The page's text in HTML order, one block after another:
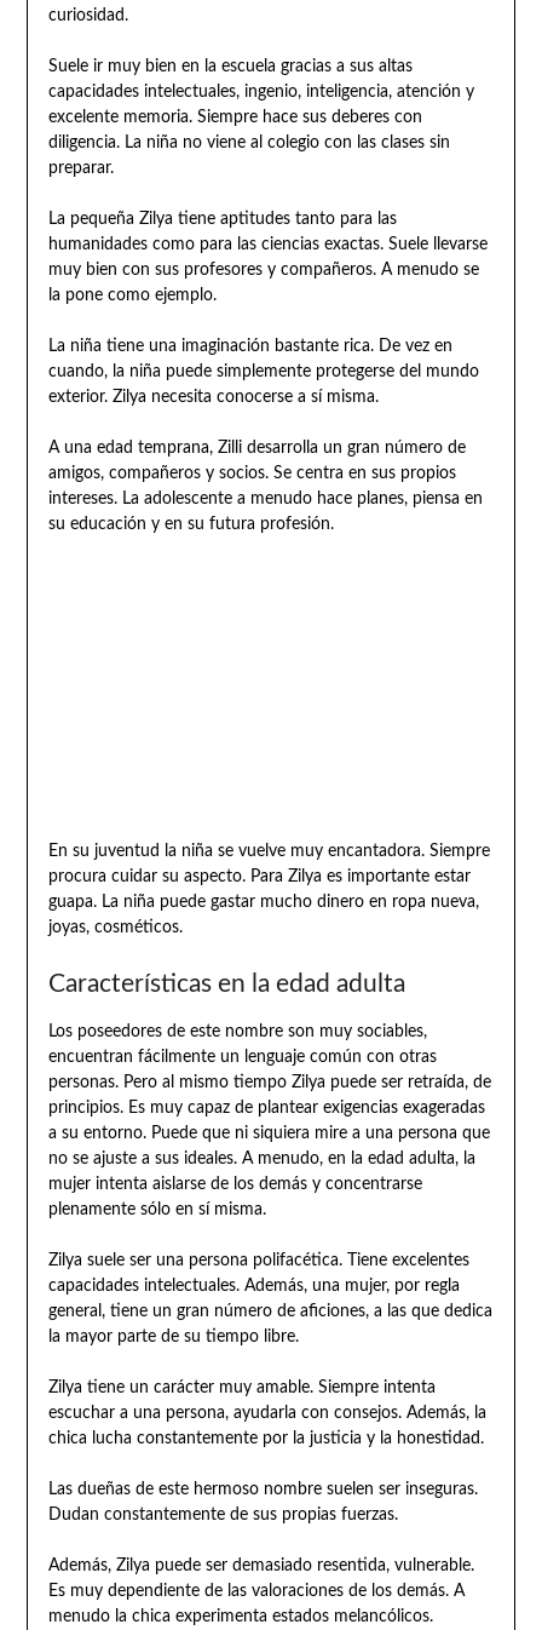
curiosidad.
Suele ir muy bien en la escuela gracias a sus altas
capacidades intelectuales, ingenio, inteligencia, atención y
excelente memoria. Siempre hace sus deberes con
diligencia. La niña no viene al colegio con las clases sin
preparar.
La pequeña Zilya tiene aptitudes tanto para las
humanidades como para las ciencias exactas. Suele llevarse
muy bien con sus profesores y compañeros. A menudo se
la pone como ejemplo.
La niña tiene una imaginación bastante rica. De vez en
cuando, la niña puede simplemente protegerse del mundo
exterior. Zilya necesita conocerse a sí misma.
A una edad temprana, Zilli desarrolla un gran número de
amigos, compañeros y socios. Se centra en sus propios
intereses. La adolescente a menudo hace planes, piensa en
su educación y en su futura profesión.
En su juventud la niña se vuelve muy encantadora. Siempre
procura cuidar su aspecto. Para Zilya es importante estar
guapa. La niña puede gastar mucho dinero en ropa nueva,
joyas, cosméticos.
Características en la edad adulta
Los poseedores de este nombre son muy sociables,
encuentran fácilmente un lenguaje común con otras
personas. Pero al mismo tiempo Zilya puede ser retraída, de
principios. Es muy capaz de plantear exigencias exageradas
a su entorno. Puede que ni siquiera mire a una persona que
no se ajuste a sus ideales. A menudo, en la edad adulta, la
mujer intenta aislarse de los demás y concentrarse
plenamente sólo en sí misma.
Zilya suele ser una persona polifacética. Tiene excelentes
capacidades intelectuales. Además, una mujer, por regla
general, tiene un gran número de aficiones, a las que dedica
la mayor parte de su tiempo libre.
Zilya tiene un carácter muy amable. Siempre intenta
escuchar a una persona, ayudarla con consejos. Además, la
chica lucha constantemente por la justicia y la honestidad.
Las dueñas de este hermoso nombre suelen ser inseguras.
Dudan constantemente de sus propias fuerzas.
Además, Zilya puede ser demasiado resentida, vulnerable.
Es muy dependiente de las valoraciones de los demás. A
menudo la chica experimenta estados melancólicos.